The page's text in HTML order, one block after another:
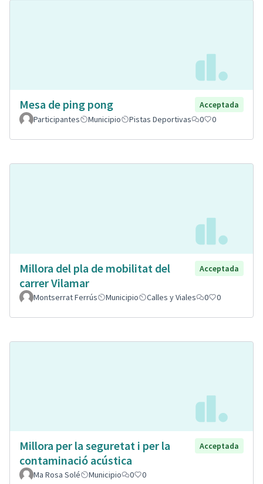
Mesa de ping pong
Acceptada
Participantes
Municipio Pistas Deportivas 0 0
Millora del pla de mobilitat del
carrer Vilamar
Acceptada
Montserrat Ferrús Municipio Calles y Viales 0 0
Millora per la seguretat i per la
contaminació acústica
Acceptada
Ma Rosa Solé Municipio 0 0